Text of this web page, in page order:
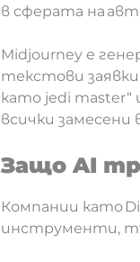
в сферата на
Midjourney е
текстови
като jedi master“
всички
Защо AI
Компании като
инструменти,